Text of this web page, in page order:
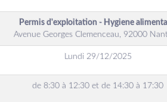
Permis d'exploitation - Hygiene
Avenue Georges Clemenceau, 92000
Lundi 29/12/2025
de 8:30 à 12:30 et de 14:30 à 17:30